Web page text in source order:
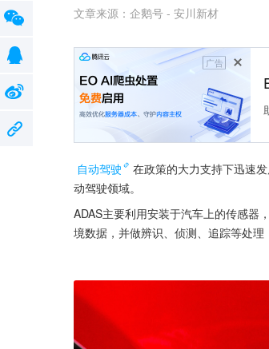
文章来源： 企鹅号 - 安川新材
广告
自动驾驶
在政策的大力支持下迅速
动驾驶领域。
ADAS主要利用安装于汽车上的传感器
境数据，并做辨识、侦测、追踪等处理